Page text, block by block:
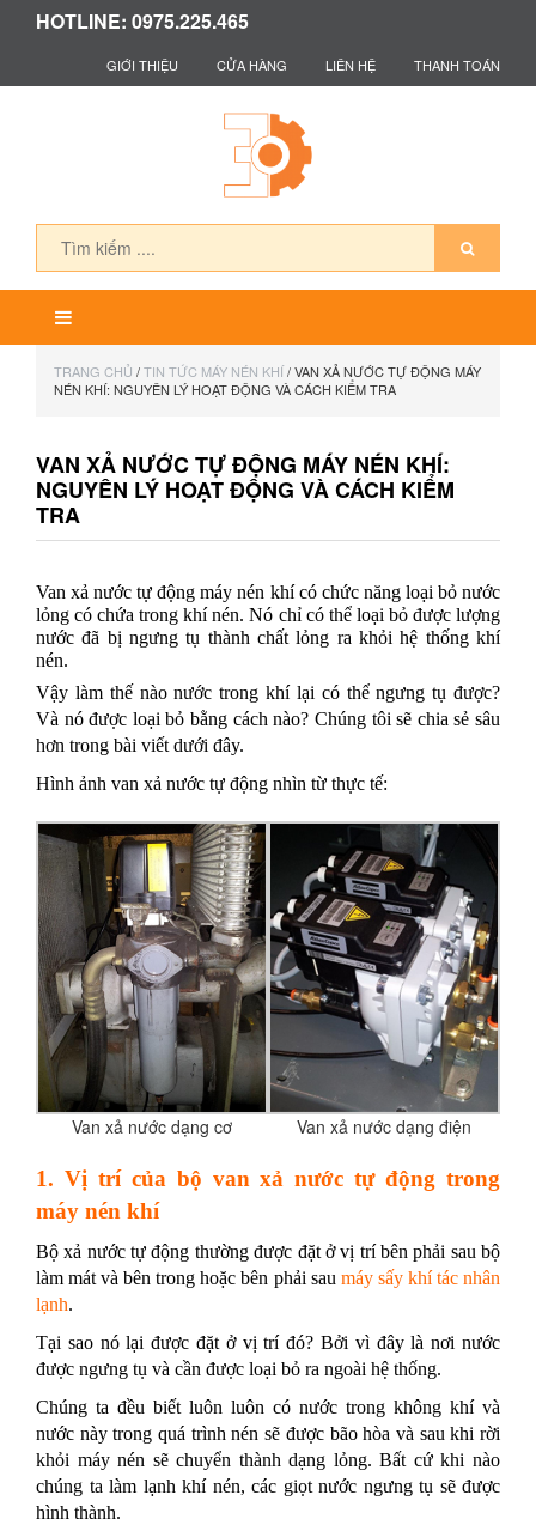
HOTLINE: 0975.225.465
GIỚI THIỆU CỬA HÀNG LIÊN HỆ THANH TOÁN
TRANG CHỦ /TIN TỨC MÁY NÉN KHÍ/ VAN XẢ NƯỚC TỰ ĐỘNG MÁY
NÉN KHÍ: NGUYÊN LÝ HOẠT ĐỘNG VÀ CÁCH KIỂM TRA
VAN XẢ NƯỚC TỰ ĐỘNG MÁY NÉN KHÍ:
NGUYÊN LÝ HOẠT ĐỘNG VÀ CÁCH KIỂM
TRA
Van xả nước tự động máy nén khí có chức năng loại bỏ nước
lỏng có chứa trong khí nén. Nó chỉ có thể loại bỏ được lượng
nước đã bị ngưng tụ thành chất lỏng ra khỏi hệ thống khí
nén.
Vậy làm thế nào nước trong khí lại có thể ngưng tụ được?
Và nó được loại bỏ bằng cách nào? Chúng tôi sẽ chia sẻ sâu
hơn trong bài viết dưới đây.
Hình ảnh van xả nước tự động nhìn từ thực tế:
Van xả nước dạng cơ Van xả nước dạng điện
1. Vị trí của bộ van xả nước tự động trong
máy nén khí
Bộ xả nước tự động thường được đặt ở vị trí bên phải sau bộ
làm mát và bên trong hoặc bên phải sau máy sấy khí tác nhân
lạnh.
Tại sao nó lại được đặt ở vị trí đó? Bởi vì đây là nơi nước
được ngưng tụ và cần được loại bỏ ra ngoài hệ thống.
Chúng ta đều biết luôn luôn có nước trong không khí và
nước này trong quá trình nén sẽ được bão hòa và sau khi rời
khỏi máy nén sẽ chuyển thành dạng lỏng. Bất cứ khi nào
chúng ta làm lạnh khí nén, các giọt nước ngưng tụ sẽ được
hình thành.